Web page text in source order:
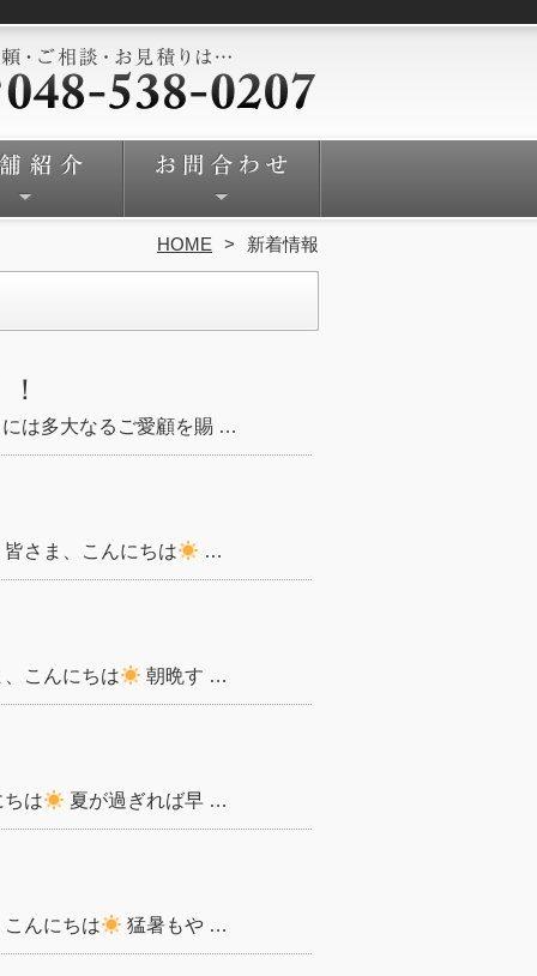
HOME 新着情報
は多大なるご愛顧を賜 …
さま、こんにちは …
、こんにちは 朝晩す …
ちは 夏が過ぎれば早 …
こんにちは 猛暑もや …